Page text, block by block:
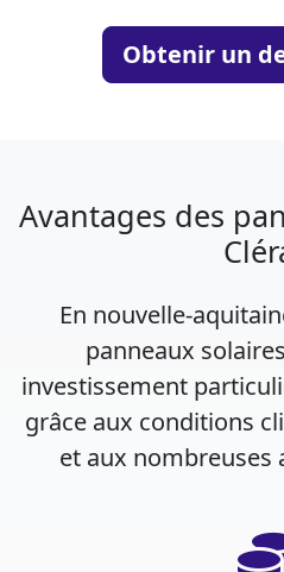
Obtenir un
Avantages des
En nouvelle-
panneaux
investissement
grâce aux conditions
et aux nombreuses